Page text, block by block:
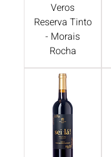
Veros
Reserva Tinto
- Morais
Rocha